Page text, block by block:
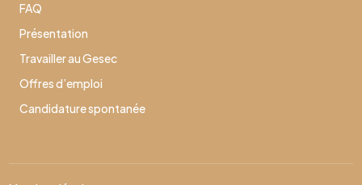
FAQ
Présentation
Travailler au Gesec
Offres d’emploi
Candidature spontanée